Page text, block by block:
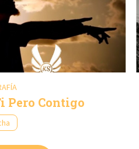
Pero Contigo